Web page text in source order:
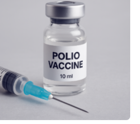
zielgerichtete Therapien, die
angreifen und normales
Forschende um Daniel Merk vom
Hirnforschung am
Tübingen haben eine solche
einer Untergruppe des
Die Wilhelm Sander-
das Projekt…